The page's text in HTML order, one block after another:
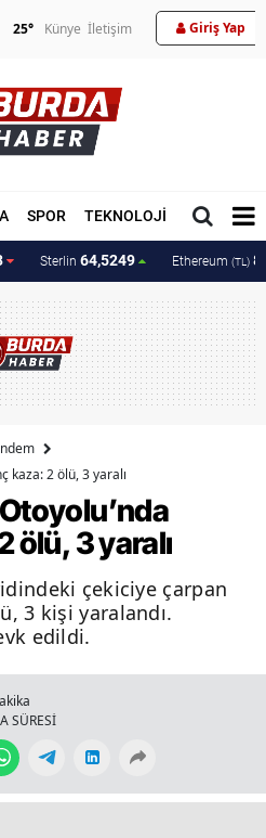
25° Künye İletişim Giriş Yap
SPOR TEKNOLOJİ MAGAZİN
Sterlin 64,5249 Ethereum (TL)
kaza: 2 ölü, 3 yaralı
ölü, 3 yaralı
çekiciye çarpan
3 kişi yaralandı.
edildi.
SÜRESİ